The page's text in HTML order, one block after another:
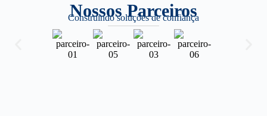
Nossos Parceiros
Construindo soluções de confiança